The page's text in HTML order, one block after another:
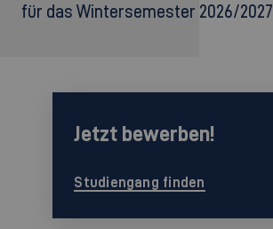
für das Wintersemester 2026/2027
Jetzt bewerben!
Studiengang finden